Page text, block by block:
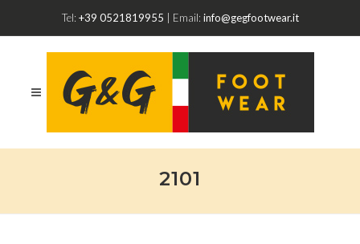
Tel: +39 0521819955 | Email: info@gegfootwear.it
2101